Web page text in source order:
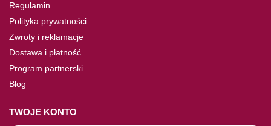
Regulamin
Polityka prywatności
Zwroty i reklamacje
Dostawa i płatność
Program partnerski
Blog
TWOJE KONTO